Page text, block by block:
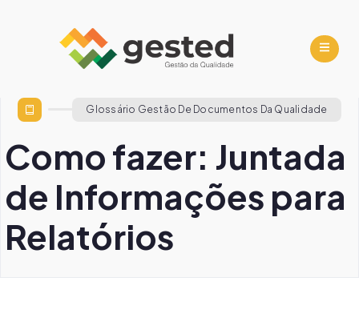
Glossário Gestão De Documentos Da Qualidade
Como fazer: Juntada
de Informações para
Relatórios